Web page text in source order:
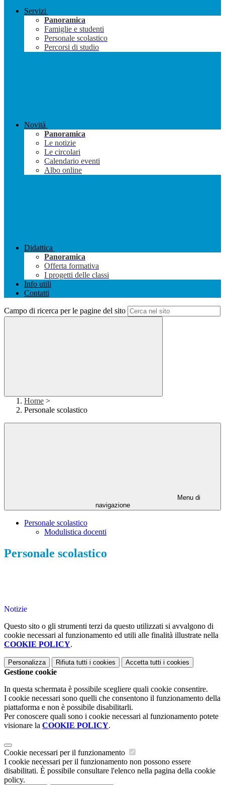
Servizi
Panoramica
Famiglie e studenti
Personale scolastico
Percorsi di studio
Novità
Panoramica
Le notizie
Le circolari
Calendario eventi
Albo online
Didattica
Panoramica
Offerta formativa
I progetti delle classi
Info utili
Contatti
Campo di ricerca per le pagine del sito
Home >
Personale scolastico
Menu di
navigazione
Personale scolastico
Modulistica docenti
Personale scolastico
Notizie
Questo sito o gli strumenti terzi da questo utilizzati si avvalgono di
cookie necessari al funzionamento ed utili alle finalità illustrate nella
COOKIE POLICY.
Personalizza Rifiuta tutti i cookies Accetta tutti i cookies
Gestione cookie
In questa schermata è possibile scegliere quali cookie consentire.
I cookie necessari sono quelli che consentono il funzionamento della
piattaforma e non è possibile disabilitarli.
Per conoscere quali sono i cookie necessari al funzionamento potete
visionare la COOKIE POLICY.
Cookie necessari per il funzionamento
I cookie necessari per il funzionamento non possono essere
disabilitati. È possibile consultare l'elenco nella pagina della cookie
policy.